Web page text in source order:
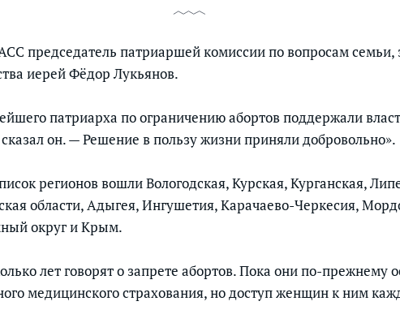
председатель патриаршей комиссии по вопросам
иерей Фёдор Лукьянов.
патриарха по ограничению абортов поддержали
он. — Решение в пользу жизни приняли добровольно».
регионов вошли Вологодская, Курская, Курганская,
области, Адыгея, Ингушетия, Карачаево-Черкесия,
округ и Крым.
лет говорят о запрете абортов. Пока они по-прежнему
медицинского страхования, но доступ женщин к ним